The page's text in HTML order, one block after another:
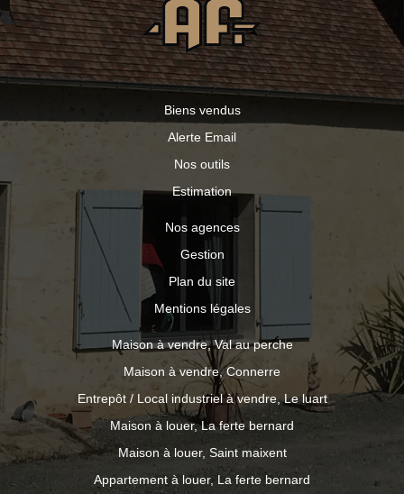
Biens vendus
Alerte Email
Nos outils
Estimation
Nos agences
Gestion
Plan du site
Mentions légales
Maison à vendre, Val au perche
Maison à vendre, Connerre
Entrepôt / Local industriel à vendre, Le luart
Maison à louer, La ferte bernard
Maison à louer, Saint maixent
Appartement à louer, La ferte bernard